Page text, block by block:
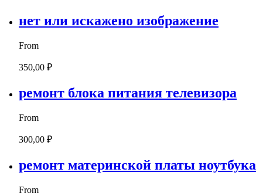
нет или искажено изображение
From
350,00 ₽
ремонт блока питания телевизора
From
300,00 ₽
ремонт материнской платы ноутбука
From